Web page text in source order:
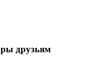
друзьям